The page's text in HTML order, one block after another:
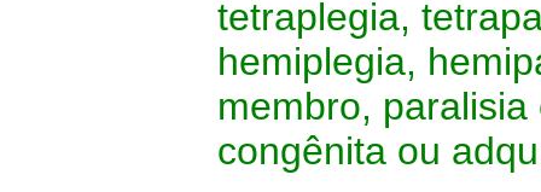
tetraplegia,
hemiplegia,
membro,
congênita ou